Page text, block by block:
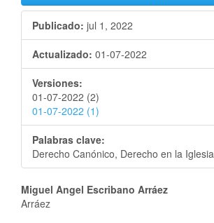
Publicado: jul 1, 2022
Actualizado: 01-07-2022
Versiones:
01-07-2022 (2)
01-07-2022 (1)
Palabras clave:
Derecho Canónico, Derecho en la Iglesia
Miguel Angel Escribano Arráez
Arráez